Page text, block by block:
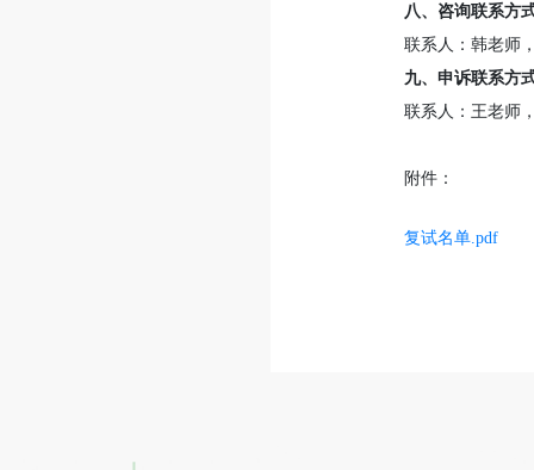
八、咨询联系方
联系人：韩老师
九、申诉联系方
联系人：王老师
附件：
复试名单.pdf